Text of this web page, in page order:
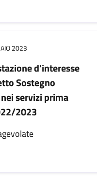
2023
d'interesse
Sostegno
servizi prima
2023